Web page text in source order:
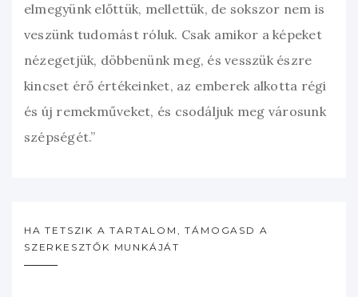
elmegyünk előttük, mellettük, de sokszor nem is
veszünk tudomást róluk. Csak amikor a képeket
nézegetjük, döbbenünk meg, és vesszük észre
kincset érő értékeinket, az emberek alkotta régi
és új remekműveket, és csodáljuk meg városunk
szépségét.”
HA TETSZIK A TARTALOM, TÁMOGASD A
SZERKESZTŐK MUNKÁJÁT